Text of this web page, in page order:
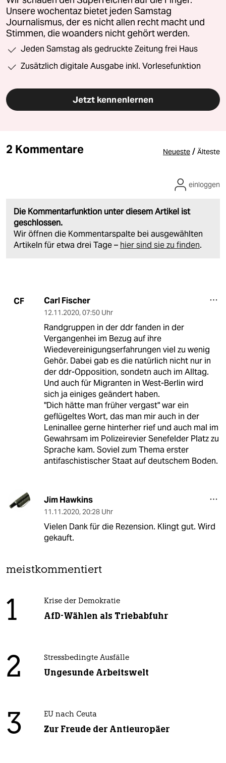
Unsere wochentaz bietet jeden Samstag
Journalismus, der es nicht allen recht macht und
Stimmen, die woanders nicht gehört werden.
Jeden Samstag als gedruckte Zeitung frei Haus
Zusätzlich digitale Ausgabe inkl. Vorlesefunktion
Jetzt kennenlernen
2 Kommentare Neueste / Älteste
Die Kommentarfunktion unter diesem Artikel ist
geschlossen.
Wir öffnen die Kommentarspalte bei ausgewählten
Artikeln für etwa drei Tage – hier sind sie zu finden.
einloggen
CF Carl Fischer
12.11.2020, 07:50 Uhr
Randgruppen in der ddr fanden in der
Vergangenhei im Bezug auf ihre
Wiedevereinigungserfahrungen viel zu wenig
Gehör. Dabei gab es die natürlich nicht nur in
der ddr-Opposition, sondetn auch im Alltag.
Und auch für Migranten in West-Berlin wird
sich ja einiges geändert haben.
"Dich hätte man früher vergast" war ein
geflügeltes Wort, das man mir auch in der
Leninallee gerne hinterher rief und auch mal im
Gewahrsam im Polizeirevier Senefelder Platz zu
Sprache kam. Soviel zum Thema erster
antifaschistischer Staat auf deutschem Boden.
Jim Hawkins
11.11.2020, 20:28 Uhr
Vielen Dank für die Rezension. Klingt gut. Wird
gekauft.
meistkommentiert
1 Krise der Demokratie
AfD-Wählen als Triebabfuhr
2 Stressbedingte Ausfälle
Ungesunde Arbeitswelt
3 EU nach Ceuta
Zur Freude der Antieuropäer